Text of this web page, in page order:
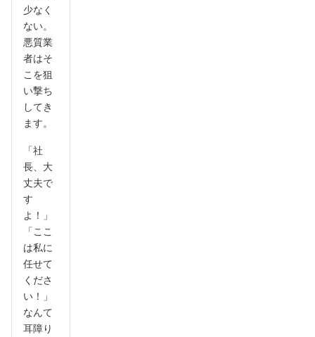
少なく
ない。
悪質業
者はそ
こを狙
い撃ち
してき
ます。
「社
長、大
丈夫で
す
よ！」
「ここ
は私に
任せて
くださ
い！」
なんて
耳障り